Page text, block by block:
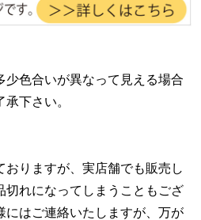
少色合いが異なって見える場合
下さい。
りますが、実店舗でも販売し
切れになってしまうこともござ
にはご連絡いたしますが、万が